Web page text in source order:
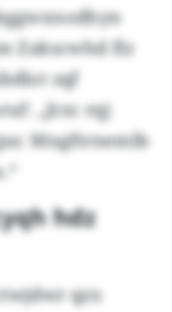
Zakscwhd flz
sqf
„Jrzc rqj
Mngftrnemlb
hdz
qzx